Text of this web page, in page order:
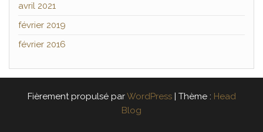
avril 2021
février 2019
février 2016
Fièrement propulsé parWordPress Thème : Head
Blog